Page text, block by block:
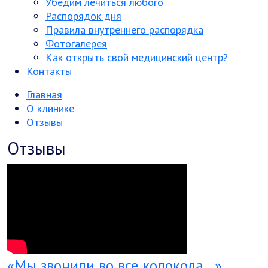
Распорядок дня
Правила внутреннего распорядка
Фотогалерея
Как открыть свой медицинский центр?
Контакты
Главная
О клинике
Отзывы
Отзывы